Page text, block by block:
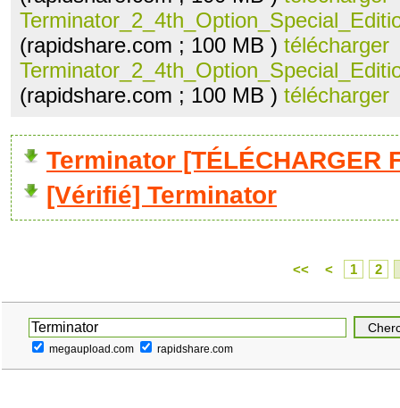
(rapidshare.com ; 100 MB ) télécharger
(rapidshare.com ; 100 MB ) télécharger
Terminator [TÉLÉCHARGER
[Vérifié] Terminator
<< < 1 2
megaupload.com rapidshare.com